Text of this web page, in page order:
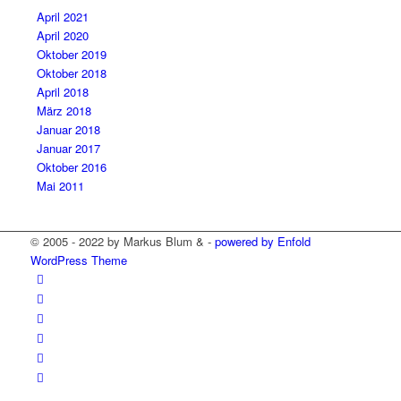
April 2021
April 2020
Oktober 2019
Oktober 2018
April 2018
März 2018
Januar 2018
Januar 2017
Oktober 2016
Mai 2011
© 2005 - 2022 by Markus Blum & - powered by Enfold
WordPress Theme